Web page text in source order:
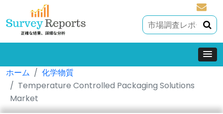
ホーム
化学物質
Temperature Controlled Packaging Solutions
Market